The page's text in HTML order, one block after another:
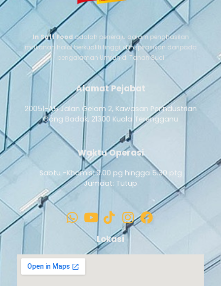
In Saff Food adalah peneraju dalam penghasilan
makanan halal berkualiti tinggi, diinspirasikan daripada
pengalaman Umrah di Tanah Suci
Alamat Pejabat
20051-A5 Jalan Gelam 2, Kawasan Perindustrian
Gong Badak, 21300 Kuala Terengganu
Waktu Operasi
Sabtu -Khamis: 9.00 pg hingga 5.30 ptg
Jumaat: Tutup
Lokasi